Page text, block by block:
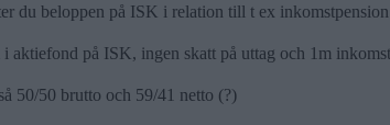
du beloppen på ISK i relation till t ex
aktiefond på ISK, ingen skatt på uttag och 1m
50/50 brutto och 59/41 netto (?)